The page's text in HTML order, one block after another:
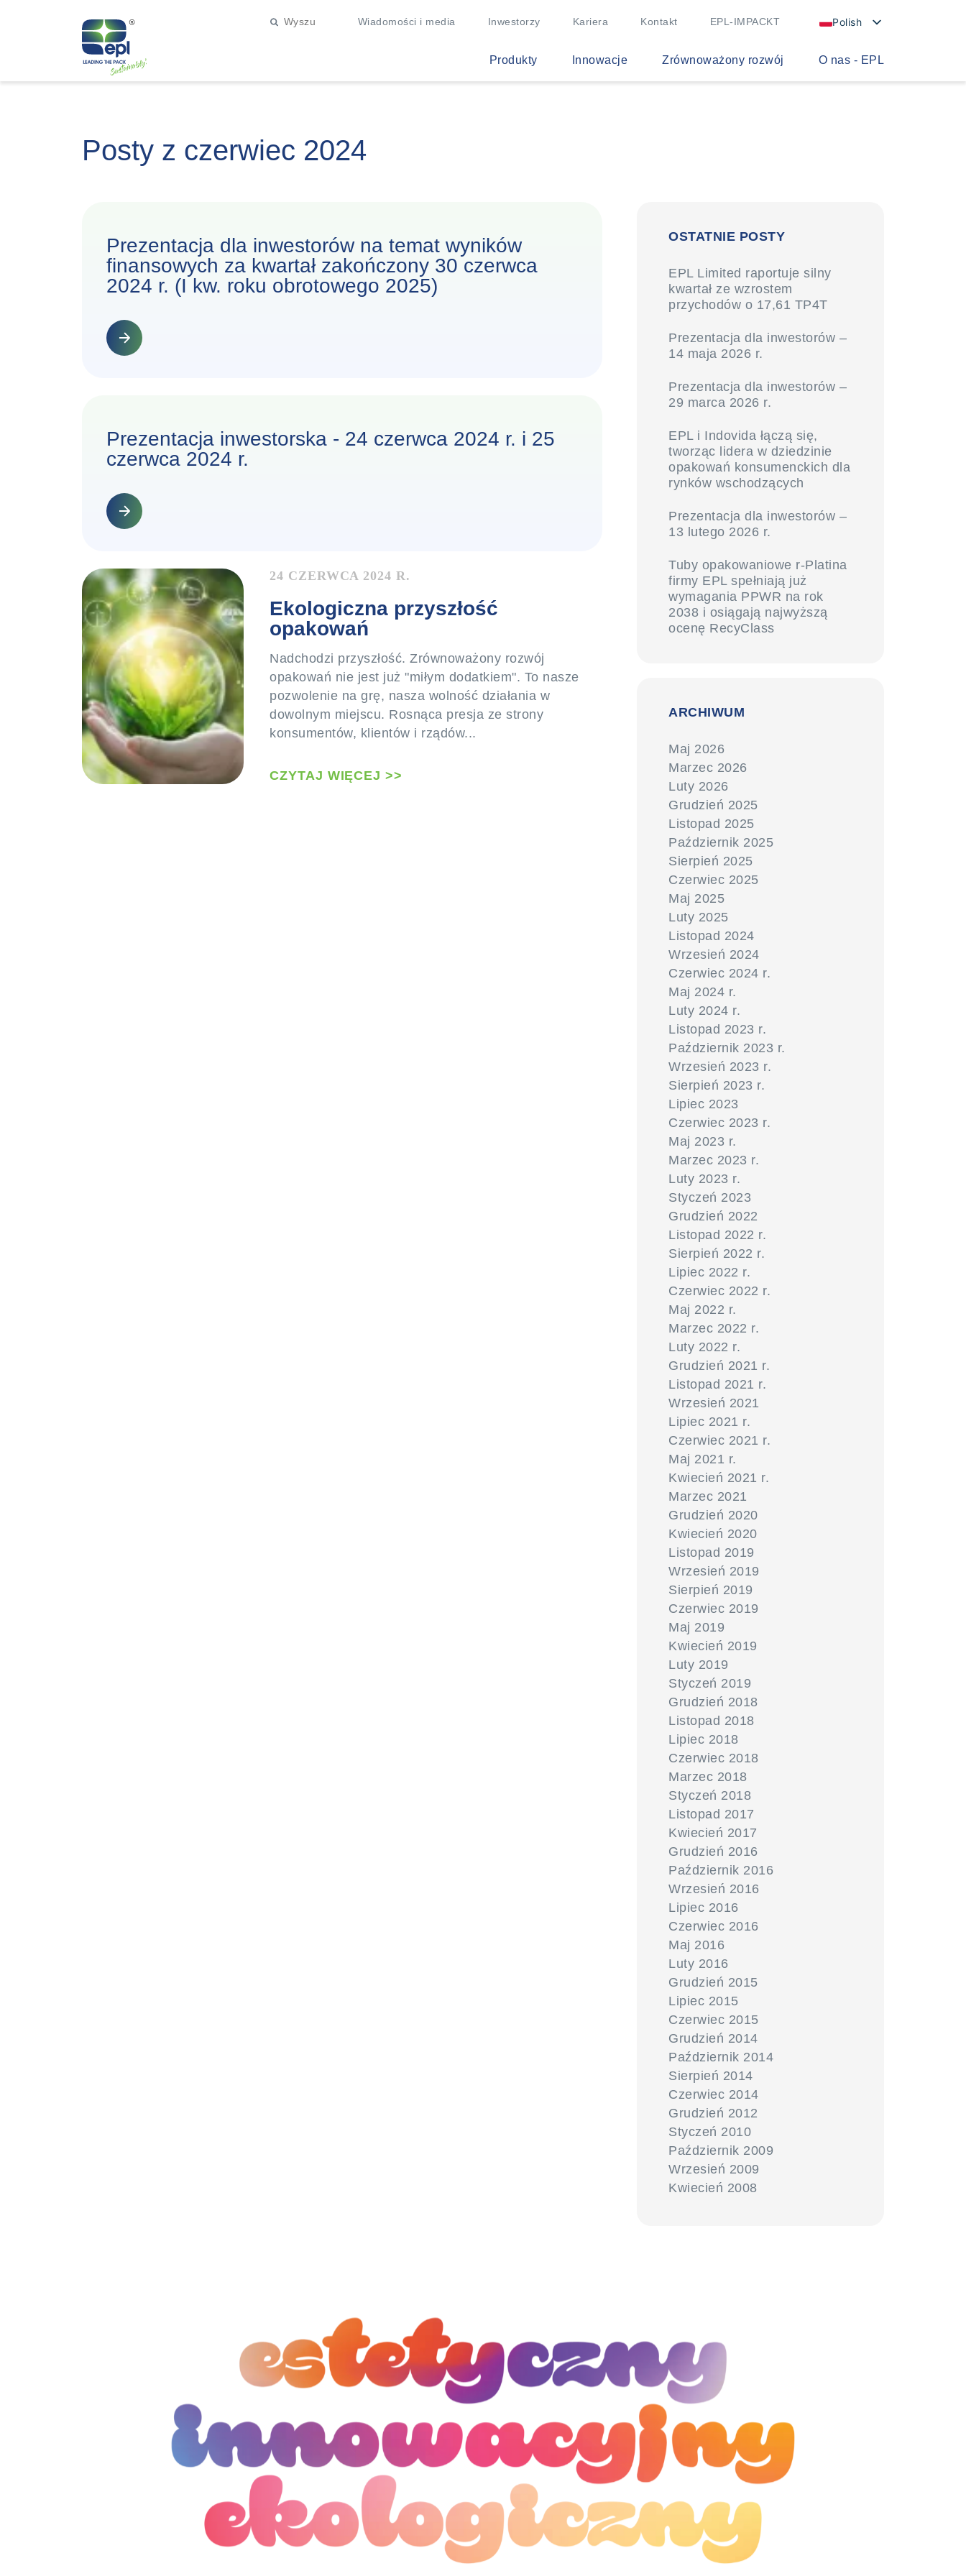
Wiadomości i media Inwestorzy Kariera Kontakt EPL-IMPACKT Polish
Produkty Innowacje Zrównoważony rozwój O nas - EPL
Posty z czerwiec 2024
Prezentacja dla inwestorów na temat wyników
finansowych za kwartał zakończony 30 czerwca
2024 r. (I kw. roku obrotowego 2025)
Prezentacja inwestorska - 24 czerwca 2024 r. i 25
czerwca 2024 r.
24 CZERWCA 2024 R.
Ekologiczna przyszłość
opakowań
Nadchodzi przyszłość. Zrównoważony rozwój
opakowań nie jest już "miłym dodatkiem". To nasze
pozwolenie na grę, nasza wolność działania w
dowolnym miejscu. Rosnąca presja ze strony
konsumentów, klientów i rządów...
CZYTAJ WIĘCEJ >>
OSTATNIE POSTY
EPL Limited raportuje silny
kwartał ze wzrostem
przychodów o 17,61 TP4T
Prezentacja dla inwestorów –
14 maja 2026 r.
Prezentacja dla inwestorów –
29 marca 2026 r.
EPL i Indovida łączą się,
tworząc lidera w dziedzinie
opakowań konsumenckich dla
rynków wschodzących
Prezentacja dla inwestorów –
13 lutego 2026 r.
Tuby opakowaniowe r-Platina
firmy EPL spełniają już
wymagania PPWR na rok
2038 i osiągają najwyższą
ocenę RecyClass
ARCHIWUM
Maj 2026
Marzec 2026
Luty 2026
Grudzień 2025
Listopad 2025
Październik 2025
Sierpień 2025
Czerwiec 2025
Maj 2025
Luty 2025
Listopad 2024
Wrzesień 2024
Czerwiec 2024 r.
Maj 2024 r.
Luty 2024 r.
Listopad 2023 r.
Październik 2023 r.
Wrzesień 2023 r.
Sierpień 2023 r.
Lipiec 2023
Czerwiec 2023 r.
Maj 2023 r.
Marzec 2023 r.
Luty 2023 r.
Styczeń 2023
Grudzień 2022
Listopad 2022 r.
Sierpień 2022 r.
Lipiec 2022 r.
Czerwiec 2022 r.
Maj 2022 r.
Marzec 2022 r.
Luty 2022 r.
Grudzień 2021 r.
Listopad 2021 r.
Wrzesień 2021
Lipiec 2021 r.
Czerwiec 2021 r.
Maj 2021 r.
Kwiecień 2021 r.
Marzec 2021
Grudzień 2020
Kwiecień 2020
Listopad 2019
Wrzesień 2019
Sierpień 2019
Czerwiec 2019
Maj 2019
Kwiecień 2019
Luty 2019
Styczeń 2019
Grudzień 2018
Listopad 2018
Lipiec 2018
Czerwiec 2018
Marzec 2018
Styczeń 2018
Listopad 2017
Kwiecień 2017
Grudzień 2016
Październik 2016
Wrzesień 2016
Lipiec 2016
Czerwiec 2016
Maj 2016
Luty 2016
Grudzień 2015
Lipiec 2015
Czerwiec 2015
Grudzień 2014
Październik 2014
Sierpień 2014
Czerwiec 2014
Grudzień 2012
Styczeń 2010
Październik 2009
Wrzesień 2009
Kwiecień 2008